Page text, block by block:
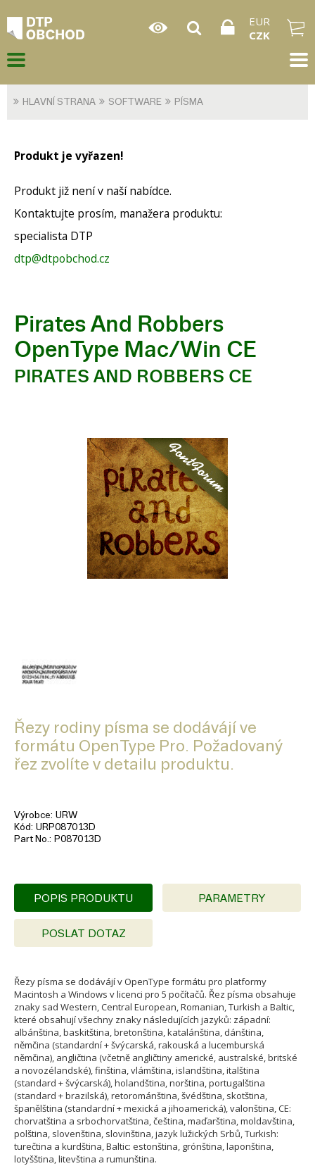
EUR
CZK
HLAVNÍ STRANA SOFTWARE PÍSMA
Produkt je vyřazen!
Produkt již není v naší nabídce.
Kontaktujte prosím, manažera produktu:
specialista DTP
dtp@dtpobchod.cz
Pirates And Robbers
OpenType Mac/Win CE
PIRATES AND ROBBERS CE
Řezy rodiny písma se dodávájí ve
formátu OpenType Pro. Požadovaný
řez zvolíte v detailu produktu.
Výrobce URW
Kód URP087013D
Part No.
P087013D
POPIS PRODUKTU PARAMETRY
POSLAT DOTAZ
Řezy písma se dodávájí v OpenType formátu pro platformy
Macintosh a Windows v licenci pro 5 počítačů. Řez písma obsahuje
znaky sad Western, Central European, Romanian, Turkish a Baltic,
které obsahují všechny znaky následujících jazyků: západní:
albánština, baskitština, bretonština, katalánština, dánština,
němčina (standardní + švýcarská, rakouská a lucemburská
němčina), angličtina (včetně angličtiny americké, australské, britské
a novozélandské), finština, vlámština, islandština, italština
(standard + švýcarská), holandština, norština, portugalština
(standard + brazilská), retorománština, švédština, skotština,
španělština (standardní + mexická a jihoamerická), valonština, CE:
chorvatština a srbochorvatština, čeština, maďarština, moldavština,
polština, slovenština, slovinština, jazyk lužických Srbů, Turkish:
turečtina a kurdština, Baltic: estonština, grónština, laponština,
lotyšština, litevština a rumunština.